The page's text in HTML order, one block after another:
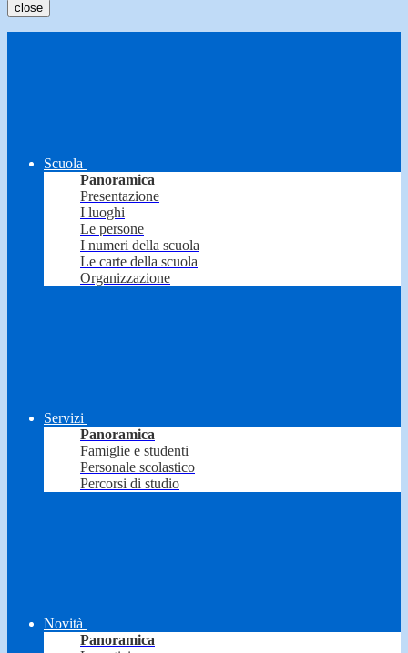
close
Scuola
Panoramica
Presentazione
I luoghi
Le persone
I numeri della scuola
Le carte della scuola
Organizzazione
Servizi
Panoramica
Famiglie e studenti
Personale scolastico
Percorsi di studio
Novità
Panoramica